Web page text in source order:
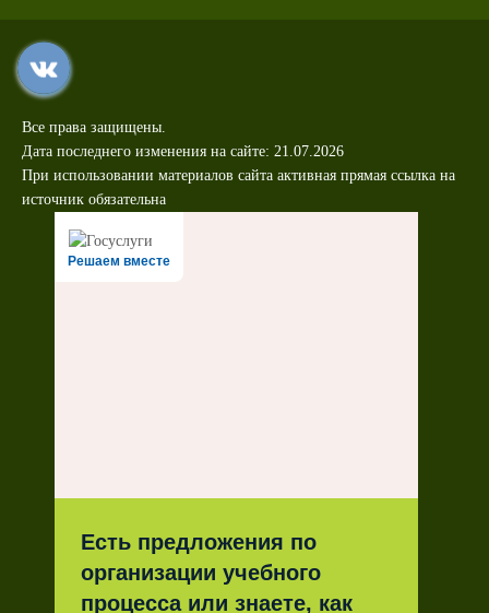
Все права защищены.
Дата последнего изменения на сайте: 21.07.2026
При использовании материалов сайта активная прямая ссылка на
источник обязательна
Решаем вместе
Есть предложения по
организации учебного
процесса или знаете, как